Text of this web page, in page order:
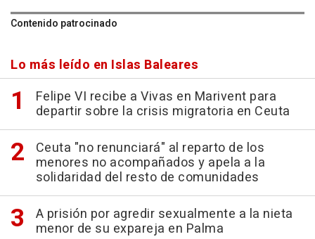
Contenido patrocinado
Lo más leído en Islas Baleares
Felipe VI recibe a Vivas en Marivent para
departir sobre la crisis migratoria en Ceuta
Ceuta "no renunciará" al reparto de los
menores no acompañados y apela a la
solidaridad del resto de comunidades
A prisión por agredir sexualmente a la nieta
menor de su expareja en Palma